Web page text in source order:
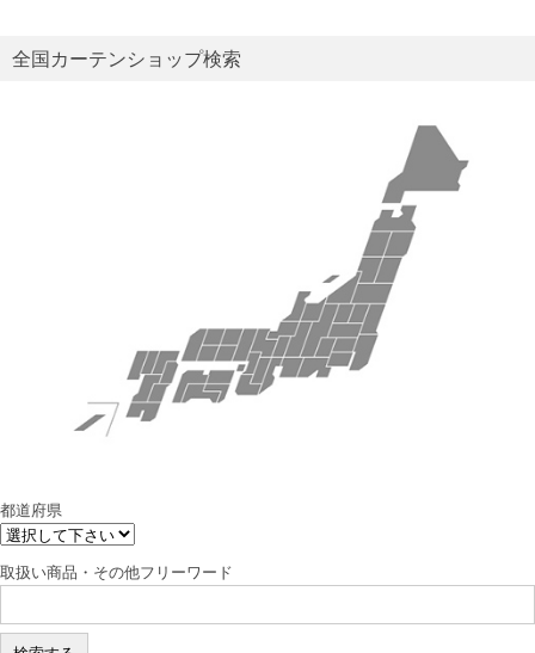
全国カーテンショップ検索
都道府県
取扱い商品・その他フリーワード